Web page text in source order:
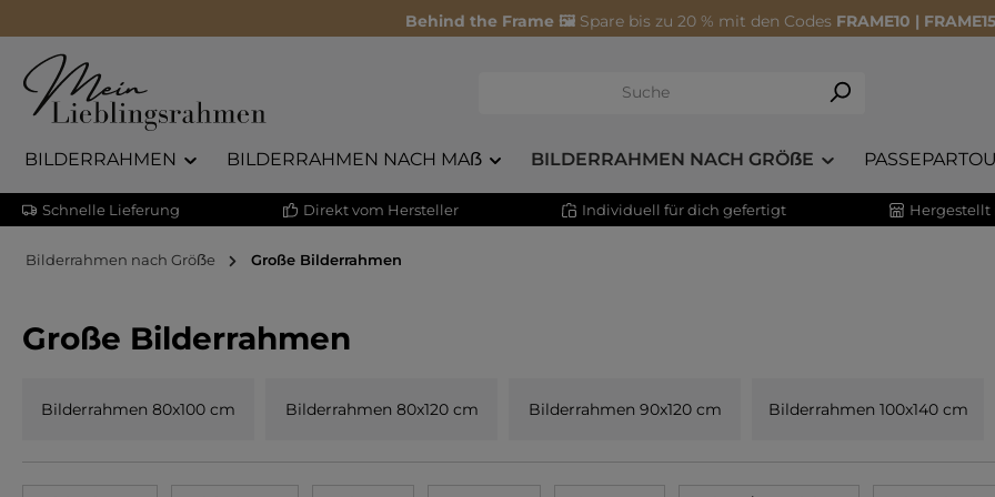
Behind the Frame 🖼️ Spare bis zu 20 % mit den Codes FRAME10 |
BILDERRAHMEN BILDERRAHMEN NACH MAẞ BILDERRAHMEN NACH GRÖẞE
Schnelle Lieferung Direkt vom Hersteller Individuell für dich gefertigt Hergestellt
Bilderrahmen nach Gröẞe Große Bilderrahmen
Große Bilderrahmen
Bilderrahmen 80x100 cm Bilderrahmen 80x120 cm Bilderrahmen 90x120 cm Bilderrahmen 100x140 cm